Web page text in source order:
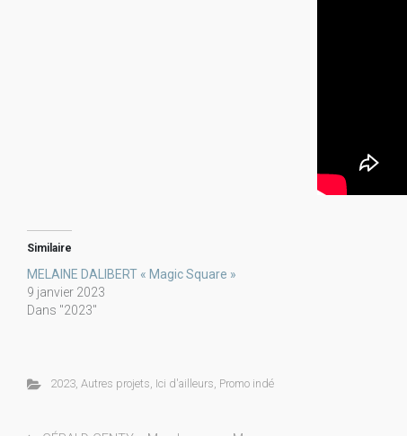
Similaire
MELAINE DALIBERT « Magic Square »
9 janvier 2023
Dans "2023"
2023, Autres projets, Ici d'ailleurs, Promo indé